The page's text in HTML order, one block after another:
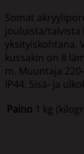
Somat
jouluista/talvista
yksityiskohtana.
kussakin on 8
m. Muuntaja
IP44. Sisä- ja
Paino 1 kg